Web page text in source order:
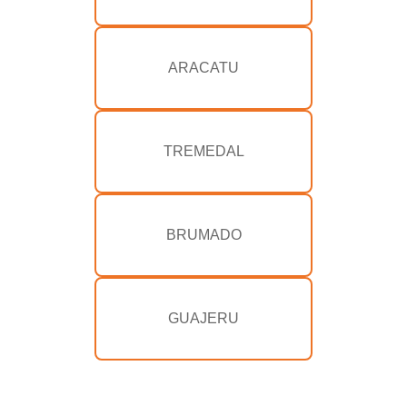
ARACATU
TREMEDAL
BRUMADO
GUAJERU